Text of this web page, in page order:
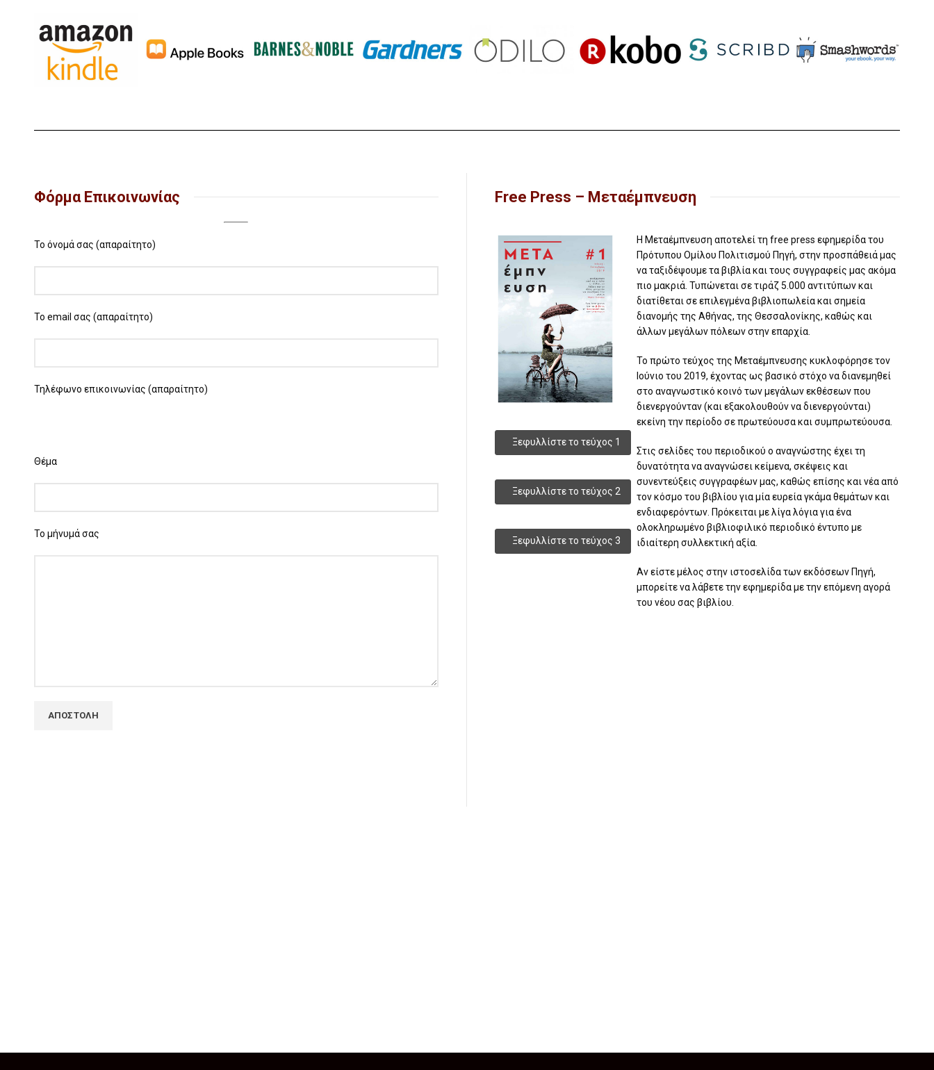
Φόρμα Επικοινωνίας
Το όνομά σας (απαραίτητο)
Το email σας (απαραίτητο)
Τηλέφωνο επικοινωνίας (απαραίτητο)
Θέμα
Το μήνυμά σας
Free Press – Μεταέμπνευση
Ξεφυλλίστε το τεύχος 1
Ξεφυλλίστε το τεύχος 2
Ξεφυλλίστε το τεύχος 3
Η Μεταέμπνευση αποτελεί τη free press εφημερίδα του
Πρότυπου Ομίλου Πολιτισμού Πηγή, στην προσπάθειά μας
να ταξιδέψουμε τα βιβλία και τους συγγραφείς μας ακόμα
πιο μακριά. Τυπώνεται σε τιράζ 5.000 αντιτύπων και
διατίθεται σε επιλεγμένα βιβλιοπωλεία και σημεία
διανομής της Αθήνας, της Θεσσαλονίκης, καθώς και
άλλων μεγάλων πόλεων στην επαρχία.
Το πρώτο τεύχος της Μεταέμπνευσης κυκλοφόρησε τον
Ιούνιο του 2019, έχοντας ως βασικό στόχο να διανεμηθεί
στο αναγνωστικό κοινό των μεγάλων εκθέσεων που
διενεργούνταν (και εξακολουθούν να διενεργούνται)
εκείνη την περίοδο σε πρωτεύουσα και συμπρωτεύουσα.
Στις σελίδες του περιοδικού ο αναγνώστης έχει τη
δυνατότητα να αναγνώσει κείμενα, σκέψεις και
συνεντεύξεις συγγραφέων μας, καθώς επίσης και νέα από
τον κόσμο του βιβλίου για μία ευρεία γκάμα θεμάτων και
ενδιαφερόντων. Πρόκειται με λίγα λόγια για ένα
ολοκληρωμένο βιβλιοφιλικό περιοδικό έντυπο με
ιδιαίτερη συλλεκτική αξία.
Αν είστε μέλος στην ιστοσελίδα των εκδόσεων Πηγή,
μπορείτε να λάβετε την εφημερίδα με την επόμενη αγορά
του νέου σας βιβλίου.